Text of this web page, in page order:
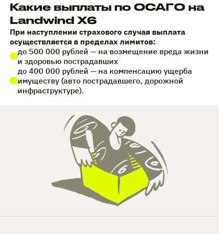
Какие выплаты по ОСАГО на
Landwind X6
При наступлении страхового случая выплата
осуществляется в пределах лимитов:
до 500 000 рублей — на возмещение вреда жизни
и здоровью пострадавших
до 400 000 рублей — на компенсацию ущерба
имуществу (авто пострадавшего, дорожной
инфраструктуре).